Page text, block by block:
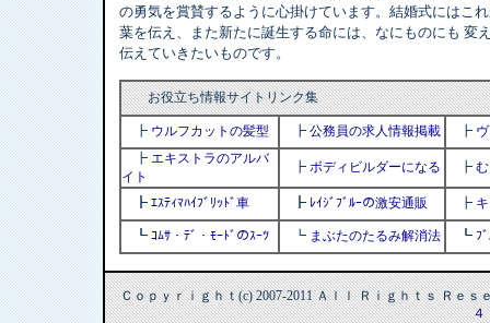
の勇気を賞賛するように心掛けています。結婚式にはこ
葉を伝え、また新たに誕生する命には、なにものにも 変
伝えていきたいものです。
お役立ち情報サイトリンク集
┣ ウルフカットの髪型 ┣ 公務員の求人情報掲載 ┣
┣ エキストラのアルバ
イト
┣ ボディビルダーになる ┣
┣ ｴｽﾃｨﾏﾊｲﾌﾞﾘｯﾄﾞ車 ┣ ﾚｲｼﾞﾌﾞﾙｰの激安通販 ┣
┗ ｺﾑｻ・ﾃﾞ・ﾓｰﾄﾞのｽｰﾂ ┗ まぶたのたるみ解消法 ┗ ﾌ
Ｃｏｐｙｒｉｇｈｔ(c) 2007-2011 Ａｌｌ Ｒｉｇｈｔｓ Ｒｅ
４